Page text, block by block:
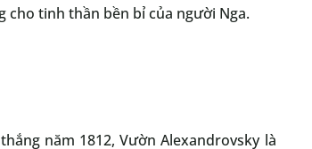
tinh thần bền bỉ của người Nga.
năm 1812, Vườn Alexandrovsky là